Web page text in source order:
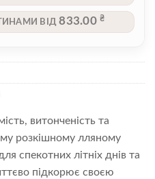
ВІД833.00₴
витонченість та
розкішному лляному
спекотних літніх днів та
підкорює своєю